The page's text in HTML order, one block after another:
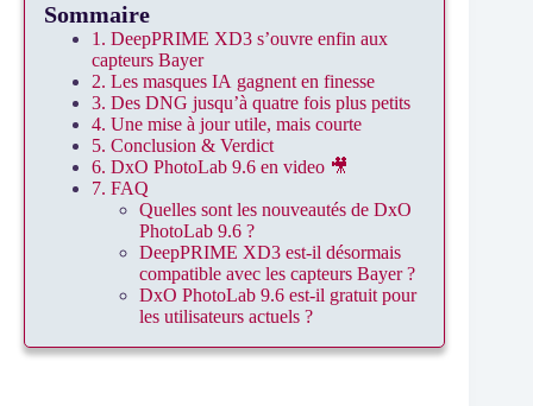
Sommaire
1. DeepPRIME XD3 s’ouvre enfin aux
capteurs Bayer
2. Les masques IA gagnent en finesse
3. Des DNG jusqu’à quatre fois plus petits
4. Une mise à jour utile, mais courte
5. Conclusion & Verdict
6. DxO PhotoLab 9.6 en video 🎥
7. FAQ
Quelles sont les nouveautés de DxO
PhotoLab 9.6 ?
DeepPRIME XD3 est-il désormais
compatible avec les capteurs Bayer ?
DxO PhotoLab 9.6 est-il gratuit pour
les utilisateurs actuels ?